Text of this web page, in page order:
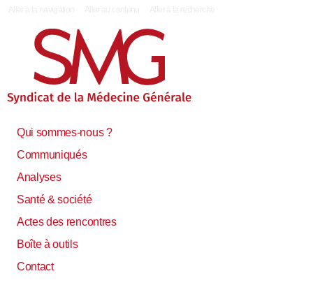
Qui sommes-nous ?
Communiqués
Analyses
Santé & société
Actes des rencontres
Boîte à outils
Contact